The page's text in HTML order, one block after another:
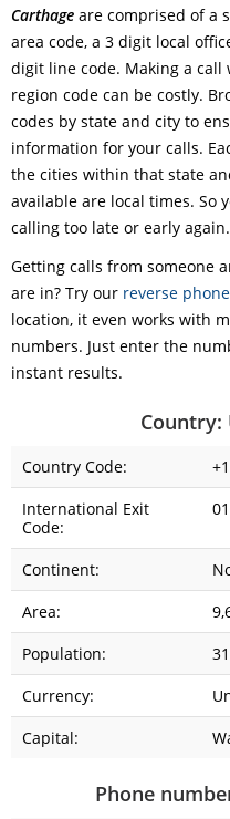
Carthage are comprised of a
area code, a 3 digit local
digit line code. Making a
region code can be costly.
codes by state and city to
information for your calls.
the cities within that state
available are local times. So
calling too late or early again.
Getting calls from someone
are in? Try our reverse
location, it even works with
numbers. Just enter the
instant results.
Country:
Country Code:
+1
International Exit
Code:
Continent:
Area:
Population:
Currency:
Capital:
Phone